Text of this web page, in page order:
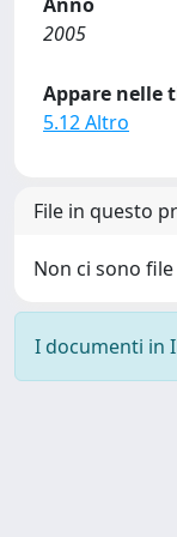
2005
Appare nelle
5.12 Altro
File in questo
Non ci sono
I documenti in